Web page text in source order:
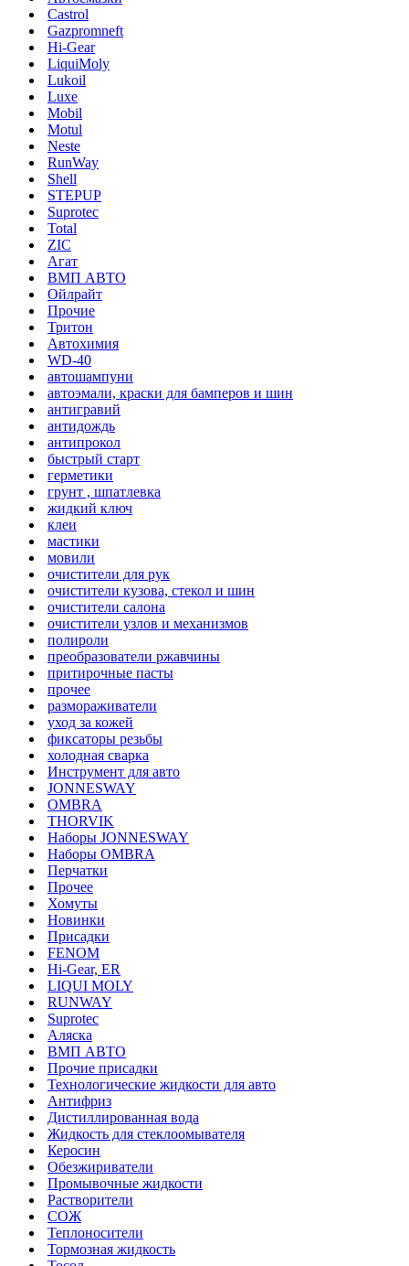
Castrol
Gazpromneft
Hi-Gear
LiquiMoly
Lukoil
Luxe
Mobil
Motul
Neste
RunWay
Shell
STEPUP
Suprotec
Total
ZIC
Агат
ВМП АВТО
Ойлрайт
Прочие
Тритон
Автохимия
WD-40
автошампуни
автоэмали, краски для бамперов и шин
антигравий
антидождь
антипрокол
быстрый старт
герметики
грунт , шпатлевка
жидкий ключ
клеи
мастики
мовили
очистители для рук
очистители кузова, стекол и шин
очистители салона
очистители узлов и механизмов
полироли
преобразователи ржавчины
притирочные пасты
прочее
размораживатели
уход за кожей
фиксаторы резьбы
холодная сварка
Инструмент для авто
JONNESWAY
OMBRA
THORVIK
Наборы JONNESWAY
Наборы OMBRA
Перчатки
Прочее
Хомуты
Новинки
Присадки
FENOM
Hi-Gear, ER
LIQUI MOLY
RUNWAY
Suprotec
Аляска
ВМП АВТО
Прочие присадки
Технологические жидкости для авто
Антифриз
Дистиллированная вода
Жидкость для стеклоомывателя
Керосин
Обезжириватели
Промывочные жидкости
Растворители
СОЖ
Теплоносители
Тормозная жидкость